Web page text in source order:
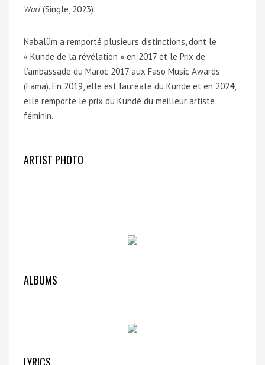
Wari (Single, 2023)
Nabalüm a remporté plusieurs distinctions, dont le
« Kunde de la révélation » en 2017 et le Prix de
l’ambassade du Maroc 2017 aux Faso Music Awards
(Fama). En 2019, elle est lauréate du Kunde et en 2024,
elle remporte le prix du Kundé du meilleur artiste
féminin.
ARTIST PHOTO
ALBUMS